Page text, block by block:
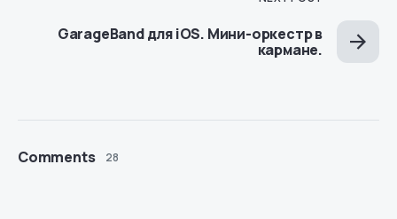
GarageBand для iOS. Мини-оркестр в
кармане.
Comments 28